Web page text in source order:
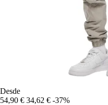
Desde
54,90 € 34,62 € -37%